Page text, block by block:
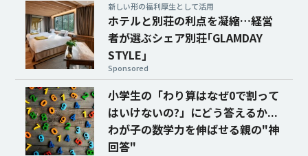
新しい形の福利厚生として活用
ホテルと別荘の利点を凝縮…経営
者が選ぶシェア別荘｢GLAMDAY
STYLE｣
Sponsored
小学生の「わり算はなぜ0で割って
はいけないの?」にどう答えるか...
わが子の数学力を伸ばせる親の"神
回答"